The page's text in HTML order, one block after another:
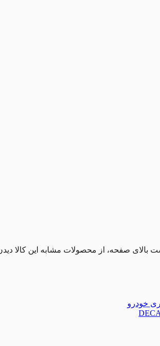
خودرو
صفحه، از محصولات مشابه این کالا دیدن